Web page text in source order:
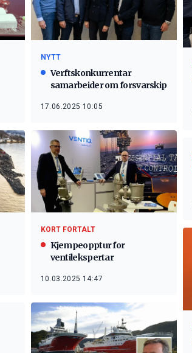
NYTT
Verftskonkurrentar
samarbeider om forsvarskip
17.06.2025 10:05
KORT FORTALT
Kjempeopptur for
ventilekspertar
10.03.2025 14:47